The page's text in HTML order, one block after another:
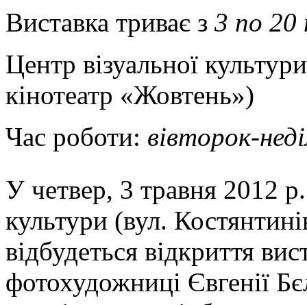
Виставка триває з 3 по 20
Центр візуальної
кінотеатр «Жовтень»)
Час роботи: вівторок-
У четвер, 3 травня 2012
культури (вул.
відбудеться відкриття
фотохудожниці Євгенії